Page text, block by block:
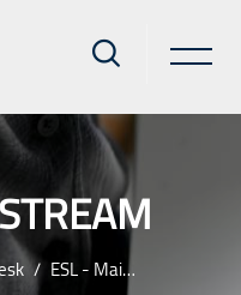
ESL - Mainstream